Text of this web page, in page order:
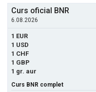
Curs oficial BNR
6.08.2026
1 EUR
1 USD
1 CHF
1 GBP
1 gr. aur
Curs BNR complet